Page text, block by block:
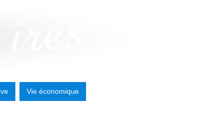
Vie économique